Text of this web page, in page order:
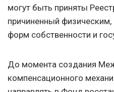
могут быть приняты
причиненный
форм собственности и
До момента создания
компенсационного